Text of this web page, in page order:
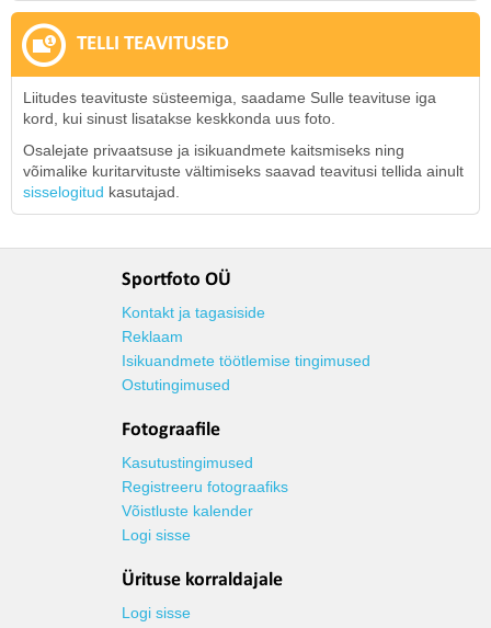
TELLI TEAVITUSED
Liitudes teavituste süsteemiga, saadame Sulle teavituse iga
kord, kui sinust lisatakse keskkonda uus foto.
Osalejate privaatsuse ja isikuandmete kaitsmiseks ning
võimalike kuritarvituste vältimiseks saavad teavitusi tellida ainult
sisselogitud kasutajad.
Sportfoto OÜ
Kontakt ja tagasiside
Reklaam
Isikuandmete töötlemise tingimused
Ostutingimused
Fotograafile
Kasutustingimused
Registreeru fotograafiks
Võistluste kalender
Logi sisse
Ürituse korraldajale
Logi sisse